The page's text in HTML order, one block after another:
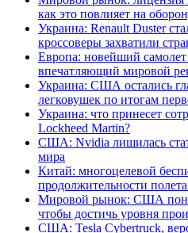
как это повлияет на
Украина: Renault Duster
кроссоверы захватили
Европа: новейший
впечатляющий мировой
Украина: США остались
легковушек по итогам
Украина: что принесет
Lockheed Martin?
США: Nvidia лишилась
мира
Китай: многоцелевой
продолжительности
Мировой рынок: США
чтобы достичь уровня
США: Tesla Cybertruck,